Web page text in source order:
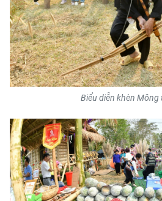
РУССКИЙ
ESPAÑOL
한국어
Biểu diễn khèn Mông